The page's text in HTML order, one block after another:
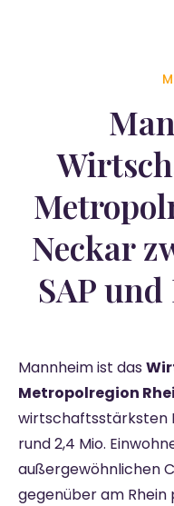
Neckar
SAP
Mannheim ist das
Metropolregion
wirtschaftsstärksten
rund 2,4 Mio.
außergewöhnlichen
gegenüber am